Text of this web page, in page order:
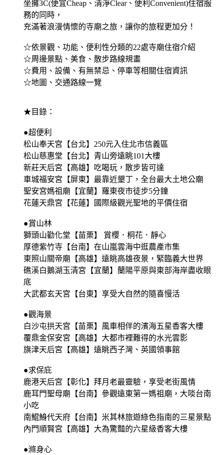
坐擁3C(便宜Cheap、清淨Clear、便利Convenient)住宿服
務的同時，
充滿著浪漫情懷的寺廟之旅，讓你的旅程更加分！
☆依景觀、功能、便利性分類的22處寺廟住宿介紹
☆周邊景點、美食、散步路線規畫
☆費用、設備、有無禁忌、停車等相關住宿資訊
☆地圖、交通路線一覽
★目錄：
●超便利
松山奉天宮【台北】250元入住北市信義區
松山慈惠堂【台北】青山旁遠眺101大樓
新莊天后宮【高雄】吃喝玩，散步皆可達
車城福安宮【屏東】最靠近墾丁，全台最大土地公廟
聖安宮媽祖廟【宜蘭】羅東夜市徒步5分鐘
花蓮天鼎宮【花蓮】國際級觀光聖地的平價住宿
●賞山林
獅頭山勸化堂【苗栗】 賞櫻．桐花．靜心
厚德紫竹寺【台南】在山嵐雲海中逛農產市集
東照山關帝廟【高雄】遠眺高雄夜景，緊臨義大世界
礁溪白鵝湖玉清宮【宜蘭】蘭陽平原與東部海岸盡收眼
底
大武都玄天宮【台東】享受大自然的隨喜慢活
●觀海景
白沙屯拱天宮【苗栗】風車相伴的濱海五星香客大樓
覆鼎金保安宮【高雄】大都市裡難得的水光雲影
旗津天后宮【高雄】遠眺西子灣、英國領事館
●求保庇
鹿港天后宮【彰化】拜月老最靈驗，享受老街風情
鹿耳門聖母廟【台南】參觀遠東第一媽祖廟，大啖台南
小吃
南鯤鯓代天府【台南】米其林旅遊綠色指南的三星景點
內門順賢宮【高雄】大為驚豔的六星級香客大樓
●滌身心